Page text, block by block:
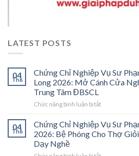
LATEST POSTS
04
Th6
Chứng Chỉ Nghiệp Vụ Sư
Long 2026: Mở Cánh Cửa
Trung Tâm ĐBSCL
Chức năng bình luận bị tắtở
Chỉ
Nghiệp
Vụ
04
Th6
Chứng Chỉ Nghiệp Vụ Sư
2026: Bệ Phóng Cho Thợ
Dạy Nghề